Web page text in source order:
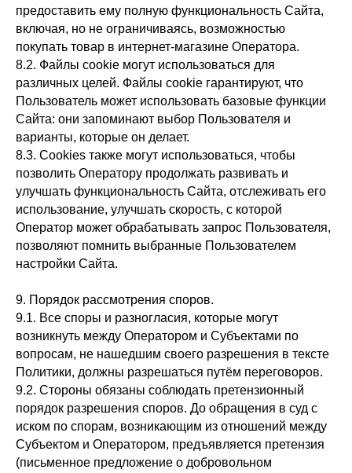
предоставить ему полную функциональность Сайта,
включая, но не ограничиваясь, возможностью
покупать товар в интернет-магазине Оператора.
8.2. Файлы cookie могут использоваться для
различных целей. Файлы cookie гарантируют, что
Пользователь может использовать базовые функции
Сайта: они запоминают выбор Пользователя и
варианты, которые он делает.
8.3. Cookies также могут использоваться, чтобы
позволить Оператору продолжать развивать и
улучшать функциональность Сайта, отслеживать его
использование, улучшать скорость, с которой
Оператор может обрабатывать запрос Пользователя,
позволяют помнить выбранные Пользователем
настройки Сайта.
9. Порядок рассмотрения споров.
9.1. Все споры и разногласия, которые могут
возникнуть между Оператором и Субъектами по
вопросам, не нашедшим своего разрешения в тексте
Политики, должны разрешаться путём переговоров.
9.2. Стороны обязаны соблюдать претензионный
порядок разрешения споров. До обращения в суд с
иском по спорам, возникающим из отношений между
Субъектом и Оператором, предъявляется претензия
(письменное предложение о добровольном